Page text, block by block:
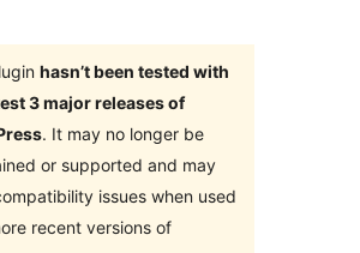
hasn’t been tested with
3 major releases of
. It may no longer be
or supported and may
issues when used
recent versions of